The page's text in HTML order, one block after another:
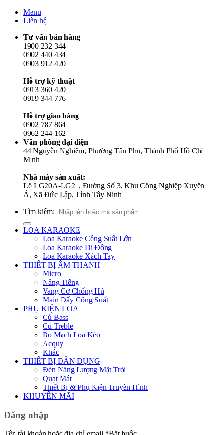
Menu
Liên hệ
Tư vấn bán hàng
1900 232 344
0902 440 434
0903 912 420
Hỗ trợ kỹ thuật
0913 360 420
0919 344 776
Hỗ trợ giao hàng
0902 787 864
0962 244 162
Văn phòng đại diện
44 Nguyễn Nghiêm, Phường Tân Phú, Thành Phố Hồ Chí
Minh
Nhà máy sản xuất:
Lô LG20A-LG21, Đường Số 3, Khu Công Nghiệp Xuyên
Á, Xã Đức Lập, Tỉnh Tây Ninh
Tìm kiếm:
LOA KARAOKE
Loa Karaoke Công Suất Lớn
Loa Karaoke Di Động
Loa Karaoke Xách Tay
THIẾT BỊ ÂM THANH
Micro
Nâng Tiếng
Vang Cơ Chống Hú
Main Đẩy Công Suất
PHỤ KIỆN LOA
Củ Bass
Củ Treble
Bo Mạch Loa Kéo
Acquy
Khác
THIẾT BỊ DÂN DỤNG
Đèn Năng Lượng Mặt Trời
Quạt Mát
Thiết Bị & Phụ Kiện Truyền Hình
KHUYẾN MÃI
Đăng nhập